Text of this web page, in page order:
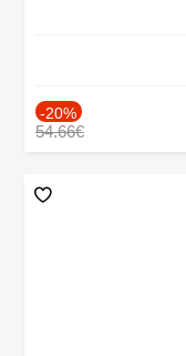
-20%
54.66€